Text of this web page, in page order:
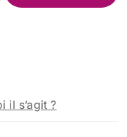
il s’agit ?